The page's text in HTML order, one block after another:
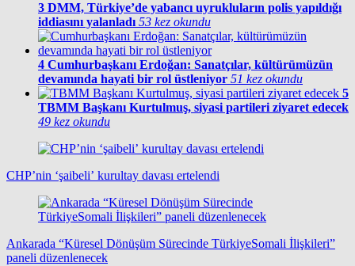
3 DMM, Türkiye’de yabancı uyrukluların polis yapıldığı
iddiasını yalanladı 53 kez okundu
4 Cumhurbaşkanı Erdoğan: Sanatçılar, kültürümüzün
devamında hayati bir rol üstleniyor 51 kez okundu
5
TBMM Başkanı Kurtulmuş, siyasi partileri ziyaret edecek
49 kez okundu
CHP’nin ‘şaibeli’ kurultay davası ertelendi
Ankarada “Küresel Dönüşüm Sürecinde TürkiyeSomali İlişkileri”
paneli düzenlenecek